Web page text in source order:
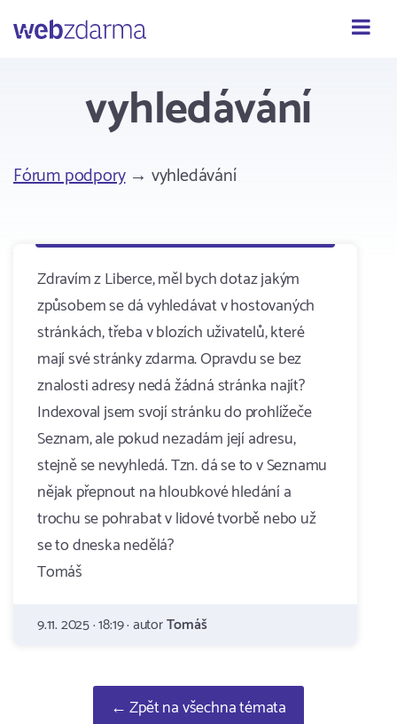
Webzdarma
vyhledávání
Fórum podpory→ vyhledávání
Zdravím z Liberce, měl bych dotaz jakým
způsobem se dá vyhledávat v hostovaných
stránkách, třeba v blozích uživatelů, které
mají své stránky zdarma. Opravdu se bez
znalosti adresy nedá žádná stránka najít?
Indexoval jsem svojí stránku do prohlížeče
Seznam, ale pokud nezadám její adresu,
stejně se nevyhledá. Tzn. dá se to v Seznamu
nějak přepnout na hloubkové hledání a
trochu se pohrabat v lidové tvorbě nebo už
se to dneska nedělá?
Tomáš
9.11. 2025 · 18:19 · autorTomáš
← Zpět na všechna témata